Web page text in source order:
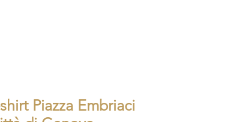
Piazza Embriaci